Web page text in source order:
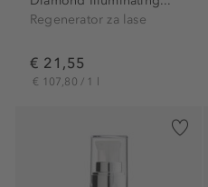
Regenerator za lase
€ 21,55
€ 107,80 / 1 l